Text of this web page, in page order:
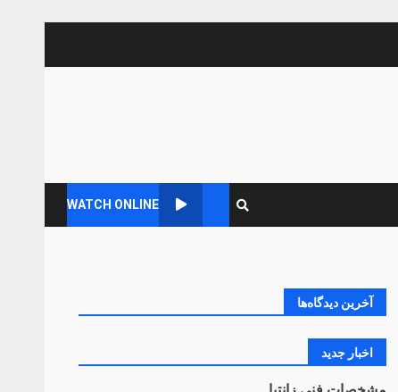
WATCH ONLINE
آخرین دیدگاه‌ها
اخبار جدید